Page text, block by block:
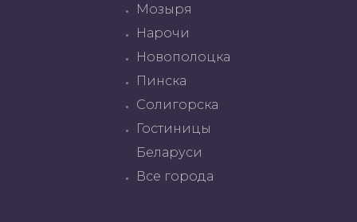
Мозыря
Нарочи
Новополоцка
Пинска
Солигорска
Гостиницы
Беларуси
Все города